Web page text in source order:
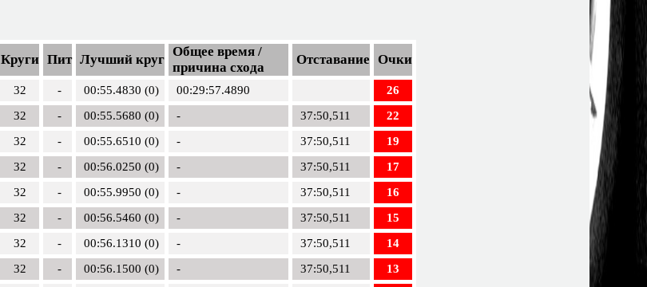
Круги Пит Лучший круг
Общее время /
причина схода
Отставание Очки
32 - 00:55.4830 (0) 00:29:57.4890
26
32 - 00:55.5680 (0) - 37:50,511
22
32 - 00:55.6510 (0) - 37:50,511
19
32 - 00:56.0250 (0) - 37:50,511
17
32 - 00:55.9950 (0) - 37:50,511
16
32 - 00:56.5460 (0) - 37:50,511
15
32 - 00:56.1310 (0) - 37:50,511
14
32 - 00:56.1500 (0) - 37:50,511
13